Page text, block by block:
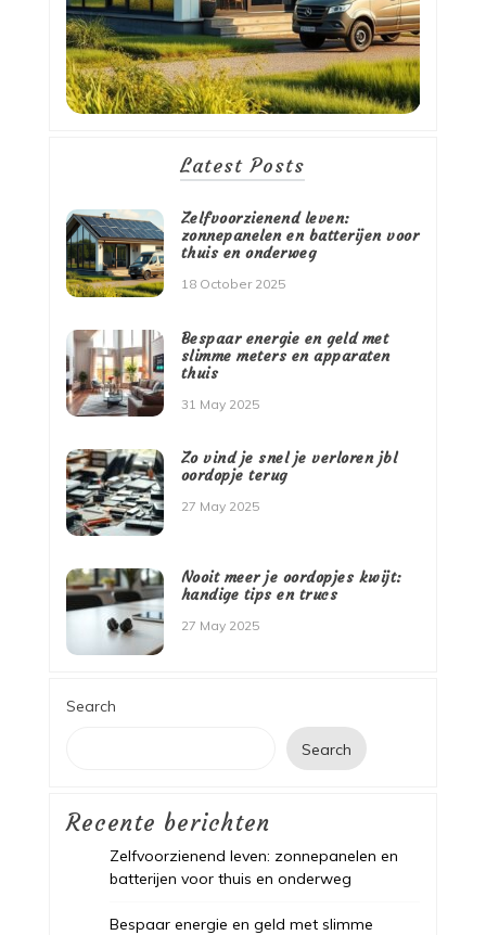
Latest Posts
Zelfvoorzienend leven:
zonnepanelen en batterijen voor
thuis en onderweg
18 October 2025
Bespaar energie en geld met
slimme meters en apparaten
thuis
31 May 2025
Zo vind je snel je verloren jbl
oordopje terug
27 May 2025
Nooit meer je oordopjes kwijt:
handige tips en trucs
27 May 2025
Search
Search
Recente berichten
Zelfvoorzienend leven: zonnepanelen en
batterijen voor thuis en onderweg
Bespaar energie en geld met slimme